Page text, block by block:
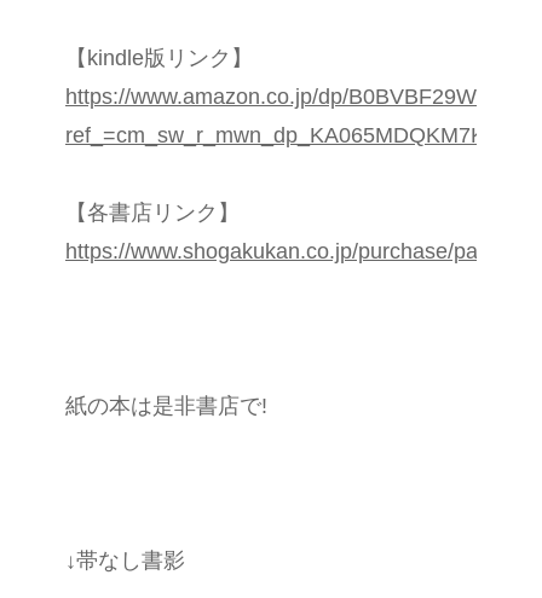
【kindle版リンク】
https://www.amazon.co.jp/dp/B0BVBF29W5?
【各書店リンク】
https://www.shogakukan.co.jp/purchase/paper/
紙の本は是非書店で!
↓帯なし書影